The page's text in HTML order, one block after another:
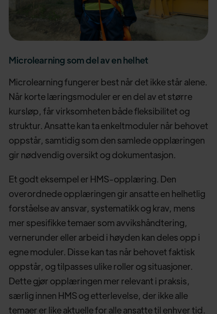
Microlearning som del av en helhet
Microlearning fungerer best når det ikke står alene.
Når korte læringsmoduler er en del av et større
kursløp, får virksomheten både fleksibilitet og
struktur. Ansatte kan ta enkeltmoduler når behovet
oppstår, samtidig som den samlede opplæringen
gir nødvendig oversikt og dokumentasjon.
Et godt eksempel er HMS-opplæring. Den
overordnede opplæringen gir ansatte en helhetlig
forståelse av ansvar, systematikk og krav, mens
mer spesifikke temaer som avvikshåndtering,
vernerunder eller arbeid i høyden kan deles opp i
egne moduler. Disse kan tas når behovet faktisk
oppstår, og tilpasses ulike roller og situasjoner.
Dette gjør opplæringen mer relevant i praksis,
særlig innen HMS og etterlevelse, der ikke alle
temaer er like aktuelle for alle ansatte til enhver tid.